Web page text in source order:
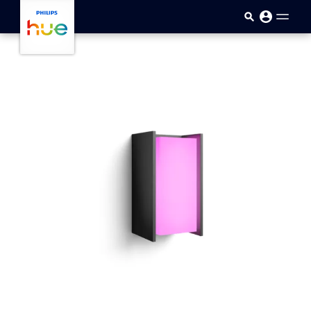
Passar para o conteúdo